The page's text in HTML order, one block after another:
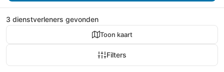
3 dienstverleners gevonden
Toon kaart
Filters